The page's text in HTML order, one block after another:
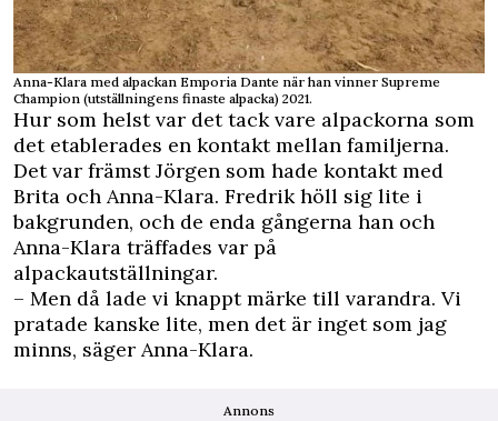
Anna-Klara med alpackan Emporia Dante när han vinner Supreme
Champion (utställningens finaste alpacka) 2021.
Hur som helst var det tack vare alpackorna som
det etablerades en kontakt mellan familjerna.
Det var främst Jörgen som hade kontakt med
Brita och Anna-Klara. Fredrik höll sig lite i
bakgrunden, och de enda gångerna han och
Anna-Klara träffades var på
alpackautställningar.
– Men då lade vi knappt märke till varandra. Vi
pratade kanske lite, men det är inget som jag
minns, säger Anna-Klara.
Annons